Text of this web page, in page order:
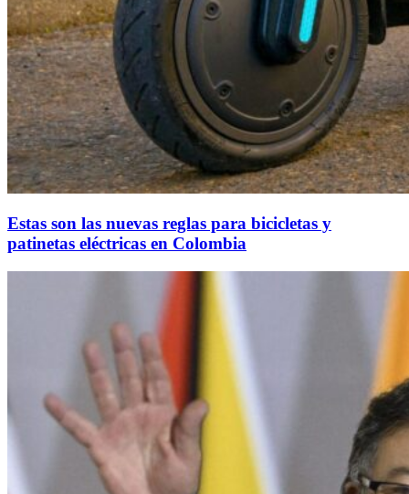
Estas son las nuevas reglas para bicicletas y
patinetas eléctricas en Colombia